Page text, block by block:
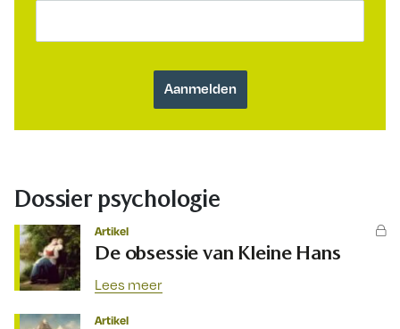
Dossier psychologie
Artikel
De obsessie van Kleine Hans
Lees meer
Artikel